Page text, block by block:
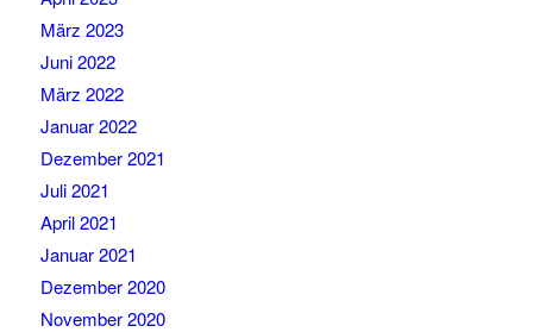
März 2023
Juni 2022
März 2022
Januar 2022
Dezember 2021
Juli 2021
April 2021
Januar 2021
Dezember 2020
November 2020